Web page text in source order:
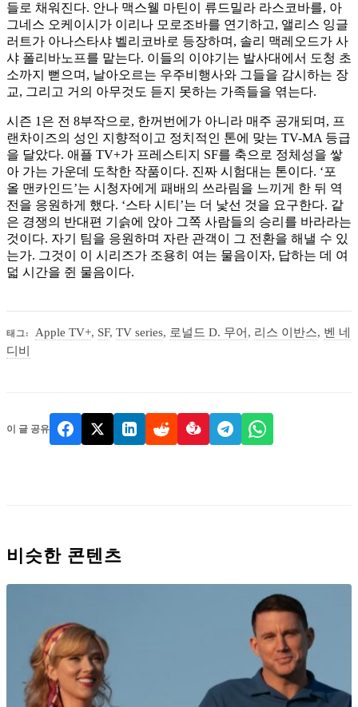
들로 채워진다. 안나 맥스웰 마틴이 류드밀라 라스코바를, 아
그네스 오케이시가 이리나 모로조바를 연기하고, 앨리스 잉글
러트가 아나스타샤 벨리코바로 등장하며, 솔리 맥레오드가 사
샤 폴리바노프를 맡는다. 이들의 이야기는 발사대에서 도청 초
소까지 뻗으며, 날아오르는 우주비행사와 그들을 감시하는 장
교, 그리고 거의 아무것도 듣지 못하는 가족들을 엮는다.
시즌 1은 전 8부작으로, 한꺼번에가 아니라 매주 공개되며, 프
랜차이즈의 성인 지향적이고 정치적인 톤에 맞는 TV-MA 등급
을 달았다. 애플 TV+가 프레스티지 SF를 축으로 정체성을 쌓
아 가는 가운데 도착한 작품이다. 진짜 시험대는 톤이다. ‘포
올 맨카인드’는 시청자에게 패배의 쓰라림을 느끼게 한 뒤 역
전을 응원하게 했다. ‘스타 시티’는 더 낯선 것을 요구한다. 같
은 경쟁의 반대편 기슭에 앉아 그쪽 사람들의 승리를 바라라는
것이다. 자기 팀을 응원하며 자란 관객이 그 전환을 해낼 수 있
는가. 그것이 이 시리즈가 조용히 여는 물음이자, 답하는 데 여
덟 시간을 쥔 물음이다.
태그: Apple TV+, SF,TV series, 로널드 D. 무어 , 리스 이반스, 벤 네
디비
이 글 공유
비슷한 콘텐츠